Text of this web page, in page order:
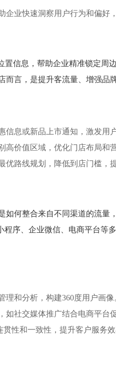
业快速洞察用户行为和偏好
信息，帮助企业精准锁定周
言，是提升客流量、增强品
信息或新品上市通知，激发用
高价值区域，优化门店布局和
优路线规划，降低到店门槛，
如何整合来自不同渠道的流量
序、企业微信、电商平台等
和分析，构建360度用户画像
社交媒体推广结合电商平台
性和一致性，提升客户服务效